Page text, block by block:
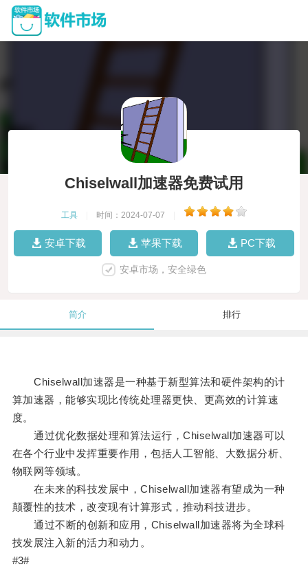
Chiselwall加速器免费试用
工具 时间：2024-07-07
安卓下载 苹果下载 PC下载
安卓市场，安全绿色
简介 排行
Chiselwall加速器是一种基于新型算法和硬件架构的计
算加速器，能够实现比传统处理器更快、更高效的计算速
度。
通过优化数据处理和算法运行，Chiselwall加速器可以
在各个行业中发挥重要作用，包括人工智能、大数据分析、
物联网等领域。
在未来的科技发展中，Chiselwall加速器有望成为一种
颠覆性的技术，改变现有计算形式，推动科技进步。
通过不断的创新和应用，Chiselwall加速器将为全球科
技发展注入新的活力和动力。
#3#